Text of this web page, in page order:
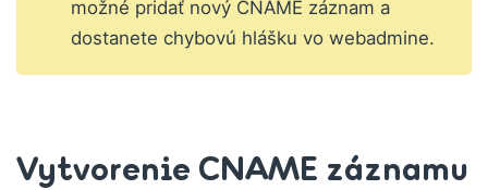
možné pridať nový CNAME záznam a
dostanete chybovú hlášku vo webadmine.
Vytvorenie CNAME záznamu